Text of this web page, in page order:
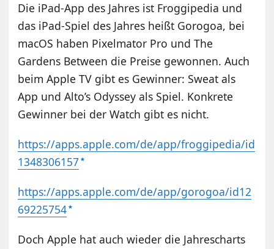
Die iPad-App des Jahres ist Froggipedia und
das iPad-Spiel des Jahres heißt Gorogoa, bei
macOS haben Pixelmator Pro und The
Gardens Between die Preise gewonnen. Auch
beim Apple TV gibt es Gewinner: Sweat als
App und Alto’s Odyssey als Spiel. Konkrete
Gewinner bei der Watch gibt es nicht.
https://apps.apple.com/de/app/froggipedia/id
1348306157
https://apps.apple.com/de/app/gorogoa/id12
69225754
Doch Apple hat auch wieder die Jahrescharts